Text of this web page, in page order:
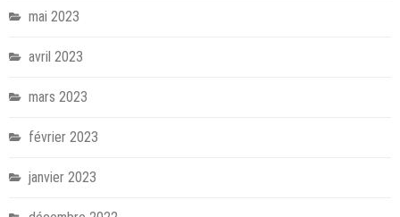
mai 2023
avril 2023
mars 2023
février 2023
janvier 2023